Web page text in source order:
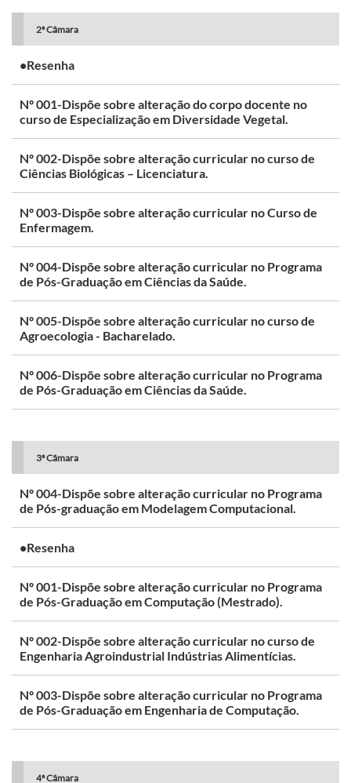
2ª Câmara
•Resenha
Nº 001-Dispõe sobre alteração do corpo docente no
curso de Especialização em Diversidade Vegetal.
Nº 002-Dispõe sobre alteração curricular no curso de
Ciências Biológicas – Licenciatura.
Nº 003-Dispõe sobre alteração curricular no Curso de
Enfermagem.
Nº 004-Dispõe sobre alteração curricular no Programa
de Pós-Graduação em Ciências da Saúde.
Nº 005-Dispõe sobre alteração curricular no curso de
Agroecologia - Bacharelado.
Nº 006-Dispõe sobre alteração curricular no Programa
de Pós-Graduação em Ciências da Saúde.
3ª Câmara
Nº 004-Dispõe sobre alteração curricular no Programa
de Pós-graduação em Modelagem Computacional.
•Resenha
Nº 001-Dispõe sobre alteração curricular no Programa
de Pós-Graduação em Computação (Mestrado).
Nº 002-Dispõe sobre alteração curricular no curso de
Engenharia Agroindustrial Indústrias Alimentícias.
Nº 003-Dispõe sobre alteração curricular no Programa
de Pós-Graduação em Engenharia de Computação.
4ª Câmara